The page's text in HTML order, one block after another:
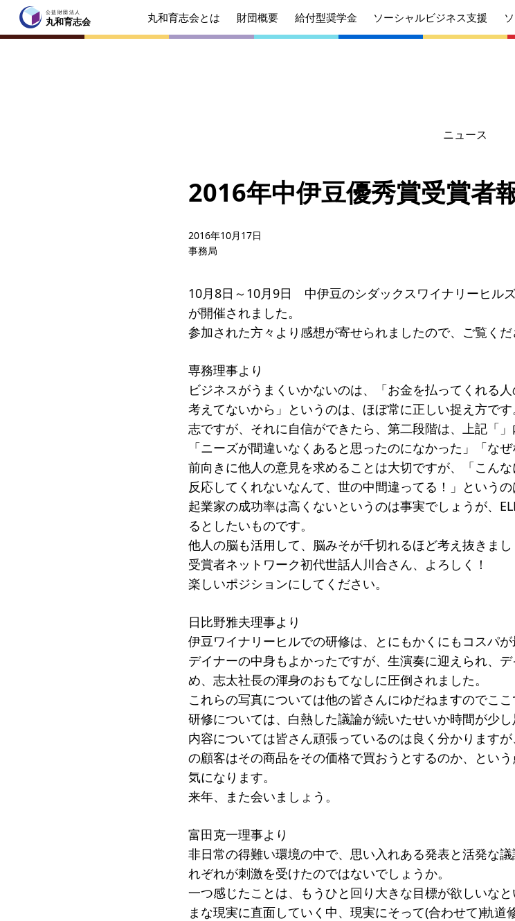
公益財団法人
丸和育志会
丸和育志会の目指す
みなさんへ
理念 沿革
ソーシャルビジネス支援
事業方針 募集要項
受賞者一覧
ELPASO会とは 入会案内
お手続き
寄付支援者
ニュース・コラム
ニュース コラム
公益財団法人
丸和育志会 丸和育志会とは 財団概要 給付型奨学金 ソーシャルビジネス支援
ニュース
2016年中伊豆優秀賞受賞者
2016年10月17日
事務局
10月8日～10月9日 中伊豆のシダックスワイナリーヒル
が開催されました。
参加された方々より感想が寄せられましたので、ご覧くだ
専務理事より
ビジネスがうまくいかないのは、「お金を払ってくれる
考えてないから」というのは、ほぼ常に正しい捉え方で
志ですが、それに自信ができたら、第二段階は、上記「
「ニーズが間違いなくあると思ったのになかった」「な
前向きに他人の意見を求めることは大切ですが、「こん
反応してくれないなんて、世の中間違ってる！」というの
起業家の成功率は高くないというのは事実でしょうが、
るとしたいものです。
他人の脳も活用して、脳みそが千切れるほど考え抜きまし
受賞者ネットワーク初代世話人川合さん、よろしく！
楽しいポジションにしてください。
日比野雅夫理事より
伊豆ワイナリーヒルでの研修は、とにもかくにもコスパが
デイナーの中身もよかったですが、生演奏に迎えられ、
め、志太社長の渾身のおもてなしに圧倒されました。
これらの写真については他の皆さんにゆだねますのでここ
研修については、白熱した議論が続いたせいか時間が少し
内容については皆さん頑張っているのは良く分かります
の顧客はその商品をその価格で買おうとするのか、とい
気になります。
来年、また会いましょう。
富田克一理事より
非日常の得難い環境の中で、思い入れある発表と活発な
れぞれが刺激を受けたのではないでしょうか。
一つ感じたことは、もうひと回り大きな目標が欲しいな
まな現実に直面していく中、現実にそって(合わせて)軌